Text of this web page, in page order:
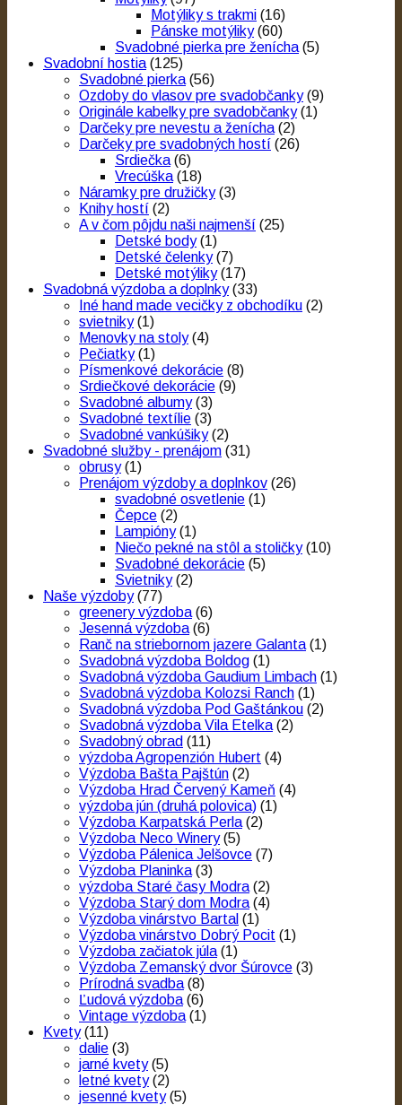
Motýliky s trakmi (16)
Pánske motýliky (60)
Svadobné pierka pre ženícha (5)
Svadobní hostia (125)
Svadobné pierka (56)
Ozdoby do vlasov pre svadobčanky (9)
Originále kabelky pre svadobčanky (1)
Darčeky pre nevestu a ženícha (2)
Darčeky pre svadobných hostí (26)
Srdiečka (6)
Vrecúška (18)
Náramky pre družičky (3)
Knihy hostí (2)
A v čom pôjdu naši najmenší (25)
Detské body (1)
Detské čelenky (7)
Detské motýliky (17)
Svadobná výzdoba a doplnky (33)
Iné hand made vecičky z obchodíku (2)
svietniky (1)
Menovky na stoly (4)
Pečiatky (1)
Písmenkové dekorácie (8)
Srdiečkové dekorácie (9)
Svadobné albumy (3)
Svadobné textílie (3)
Svadobné vankúšiky (2)
Svadobné služby - prenájom (31)
obrusy (1)
Prenájom výzdoby a doplnkov (26)
svadobné osvetlenie (1)
Čepce (2)
Lampióny (1)
Niečo pekné na stôl a stoličky (10)
Svadobné dekorácie (5)
Svietniky (2)
Naše výzdoby (77)
greenery výzdoba (6)
Jesenná výzdoba (6)
Ranč na striebornom jazere Galanta (1)
Svadobná výzdoba Boldog (1)
Svadobná výzdoba Gaudium Limbach (1)
Svadobná výzdoba Kolozsi Ranch (1)
Svadobná výzdoba Pod Gaštánkou (2)
Svadobná výzdoba Vila Etelka (2)
Svadobný obrad (11)
výzdoba Agropenzión Hubert (4)
Výzdoba Bašta Pajštún (2)
Výzdoba Hrad Červený Kameň (4)
výzdoba jún (druhá polovica) (1)
Výzdoba Karpatská Perla (2)
Výzdoba Neco Winery (5)
Výzdoba Pálenica Jelšovce (7)
Výzdoba Planinka (3)
výzdoba Staré časy Modra (2)
Výzdoba Starý dom Modra (4)
Výzdoba vinárstvo Bartal (1)
Výzdoba vinárstvo Dobrý Pocit (1)
Výzdoba začiatok júla (1)
Výzdoba Zemanský dvor Šúrovce (3)
Prírodná svadba (8)
Ľudová výzdoba (6)
Vintage výzdoba (1)
Kvety (11)
dalie (3)
jarné kvety (5)
letné kvety (2)
jesenné kvety (5)